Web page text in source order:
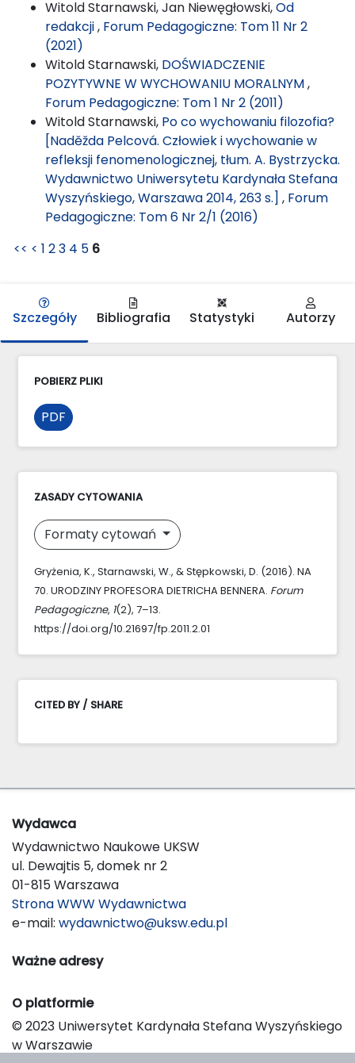
Witold Starnawski, Jan Niewęgłowski,Od
redakcji, Forum Pedagogiczne: Tom 11 Nr 2
(2021)
Witold Starnawski, DOŚWIADCZENIE
POZYTYWNE W WYCHOWANIU MORALNYM,
Forum Pedagogiczne: Tom 1 Nr 2 (2011)
Witold Starnawski, Po co wychowaniu filozofia?
[Naděžda Pelcová. Człowiek i wychowanie w
refleksji fenomenologicznej, tłum. A. Bystrzycka.
Wydawnictwo Uniwersytetu Kardynała Stefana
Wyszyńskiego, Warszawa 2014, 263 s.] , Forum
Pedagogiczne: Tom 6 Nr 2/1 (2016)
<< < 1 23 4 5 6
Szczegóły Bibliografia Statystyki Autorzy
POBIERZ PLIKI
PDF
ZASADY CYTOWANIA
Formaty cytowań
Gryżenia, K., Starnawski, W., & Stępkowski, D. (2016). NA
70. URODZINY PROFESORA DIETRICHA BENNERA. Forum
Pedagogiczne, 1(2), 7–13.
https://doi.org/10.21697/fp.2011.2.01
CITED BY / SHARE
Wydawca
Wydawnictwo Naukowe UKSW
ul. Dewajtis 5, domek nr 2
01-815 Warszawa
Strona WWW Wydawnictwa
e-mail: wydawnictwo@uksw.edu.pl
Ważne adresy
O platformie
© 2023 Uniwersytet Kardynała Stefana Wyszyńskiego
w Warszawie